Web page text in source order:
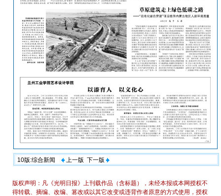
10版:综合新闻 上一版 下一版